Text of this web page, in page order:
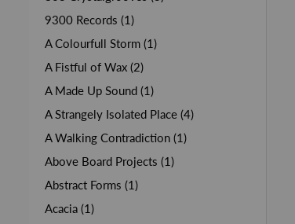
9300 Records (1)
A Colourfull Storm (1)
A Fistful of Wax (2)
A Made Up Sound (1)
A Strangely Isolated Place (4)
A Walking Contradiction (1)
Above Board Projects (1)
Abstract Forms (1)
Acacia (1)